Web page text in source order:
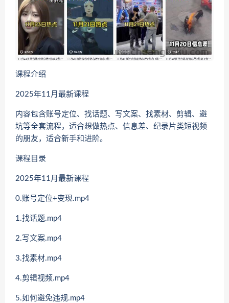
课程介绍
2025年11月最新课程
内容包含账号定位、找话题、写文案、找素材、剪辑、避
坑等全套流程，适合想做热点、信息差、纪录片类短视频
的朋友，适合新手和进阶。
课程目录
2025年11月最新课程
0.账号定位+变现.mp4
1.找话题.mp4
2.写文案.mp4
3.找素材.mp4
4.剪辑视频.mp4
5.如何避免违规.mp4